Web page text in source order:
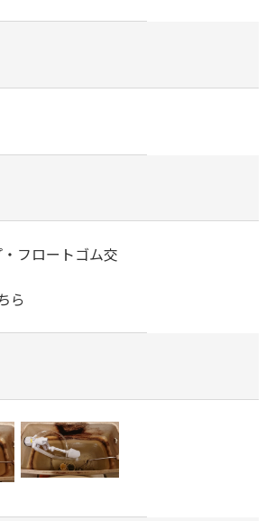
フロートゴム交
ら